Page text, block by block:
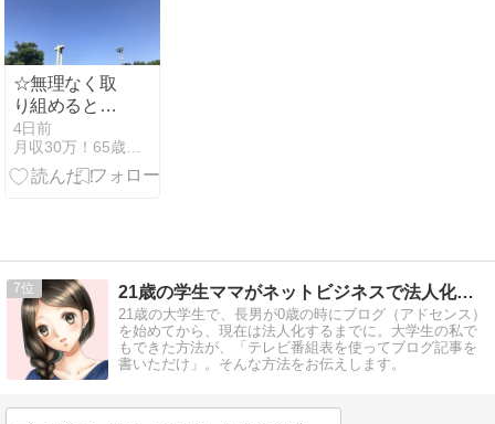
☆無理なく取
り組めると継
続でき、「ち
ょっとできる
かも！」で挑
度よい！！
4日前
月収30万！65歳から始める在宅シニアネットビジネス！
7 21歳の学生ママがネットビジネスで法人化までした話。
21歳の大学生で、長男が0歳の時にブログ（アドセンス）
を始めてから、現在は法人化するまでに。大学生の私で
もできた方法が、「テレビ番組表を使ってブログ記事を
書いただけ」。そんな方法をお伝えします。